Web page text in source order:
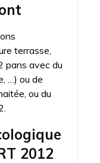
terrasse,
pans avec du
…) ou de
ou du
2012